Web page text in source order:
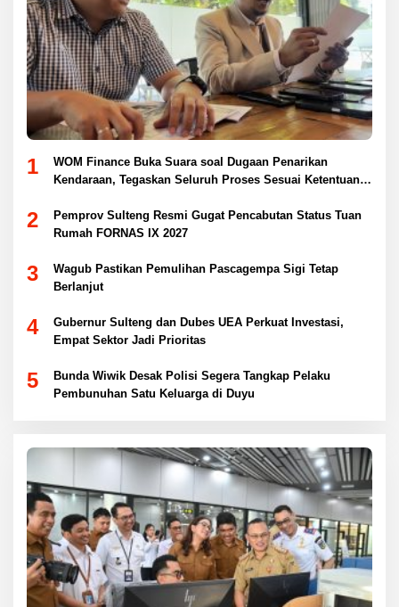
1
WOM Finance Buka Suara soal Dugaan Penarikan
Kendaraan, Tegaskan Seluruh Proses Sesuai Ketentuan
2
Pemprov Sulteng Resmi Gugat Pencabutan Status Tuan
Rumah FORNAS IX 2027
3
Wagub Pastikan Pemulihan Pascagempa Sigi Tetap
Berlanjut
4
Gubernur Sulteng dan Dubes UEA Perkuat Investasi,
Empat Sektor Jadi Prioritas
5
Bunda Wiwik Desak Polisi Segera Tangkap Pelaku
Pembunuhan Satu Keluarga di Duyu